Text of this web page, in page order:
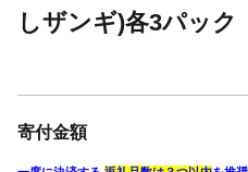
しザンギ)各3パック
寄付金額